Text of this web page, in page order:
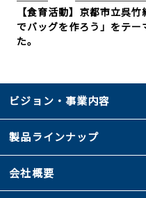
【食育活動】京都市立呉
でバッグを作ろう」をテ
た。
ビジョン・事業内容
製品ラインナップ
会社概要